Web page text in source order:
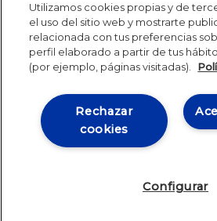
Política de Cookies
Student Academic Standards
Site Map
IE University
Utilizamos cookies propias y de
el uso del sitio web y mostrarte
relacionada con tus preferencias
perfil elaborado a partir de tus
(por ejemplo, páginas visitadas).
Rechazar
cookies
Configurar